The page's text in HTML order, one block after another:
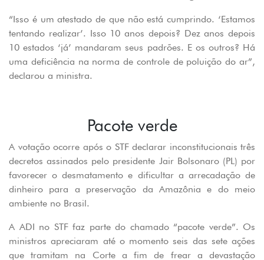
“Isso é um atestado de que não está cumprindo. ‘Estamos
tentando realizar’. Isso 10 anos depois? Dez anos depois
10 estados ‘já’ mandaram seus padrões. E os outros? Há
uma deficiência na norma de controle de poluição do ar”,
declarou a ministra.
Pacote verde
A votação ocorre após o STF declarar inconstitucionais três
decretos assinados pelo presidente Jair Bolsonaro (PL) por
favorecer o desmatamento e dificultar a arrecadação de
dinheiro para a preservação da Amazônia e do meio
ambiente no Brasil.
A ADI no STF faz parte do chamado “pacote verde”. Os
ministros apreciaram até o momento seis das sete ações
que tramitam na Corte a fim de frear a devastação